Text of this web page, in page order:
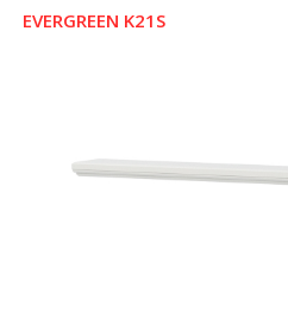
EVERGREEN K21S